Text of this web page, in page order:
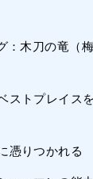
：木刀の竜（
ストプレイス
憑りつかれる